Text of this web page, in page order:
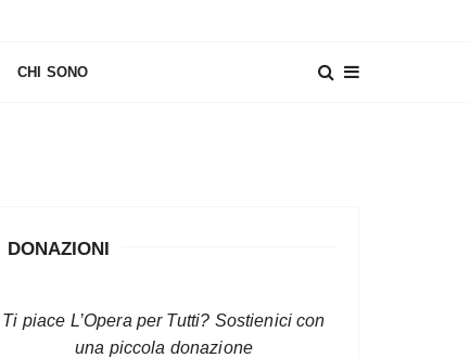
CHI SONO
DONAZIONI
Ti piace L’Opera per Tutti? Sostienici con
una piccola donazione